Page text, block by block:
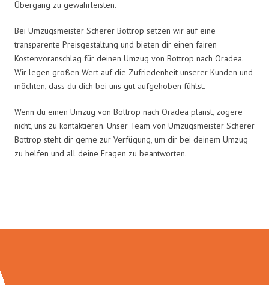
Übergang zu gewährleisten.
Bei Umzugsmeister Scherer Bottrop setzen wir auf eine
transparente Preisgestaltung und bieten dir einen fairen
Kostenvoranschlag für deinen Umzug von Bottrop nach Oradea.
Wir legen großen Wert auf die Zufriedenheit unserer Kunden und
möchten, dass du dich bei uns gut aufgehoben fühlst.
Wenn du einen Umzug von Bottrop nach Oradea planst, zögere
nicht, uns zu kontaktieren. Unser Team von Umzugsmeister Scherer
Bottrop steht dir gerne zur Verfügung, um dir bei deinem Umzug
zu helfen und all deine Fragen zu beantworten.